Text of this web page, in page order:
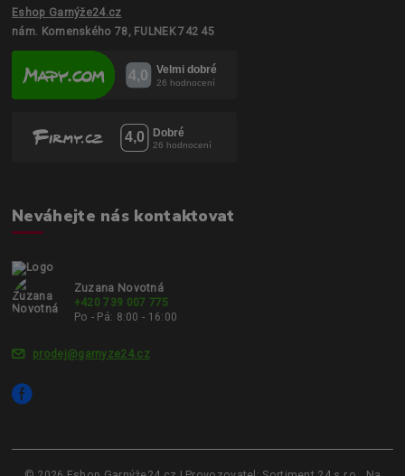
Eshop Garnýže24.cz
nám. Komenského 78, FULNEK 742 45
Neváhejte nás kontaktovat
Zuzana Novotná
+420 739 007 775
Po - Pá: 8:00 - 16:00
prodej@garnyze24.cz